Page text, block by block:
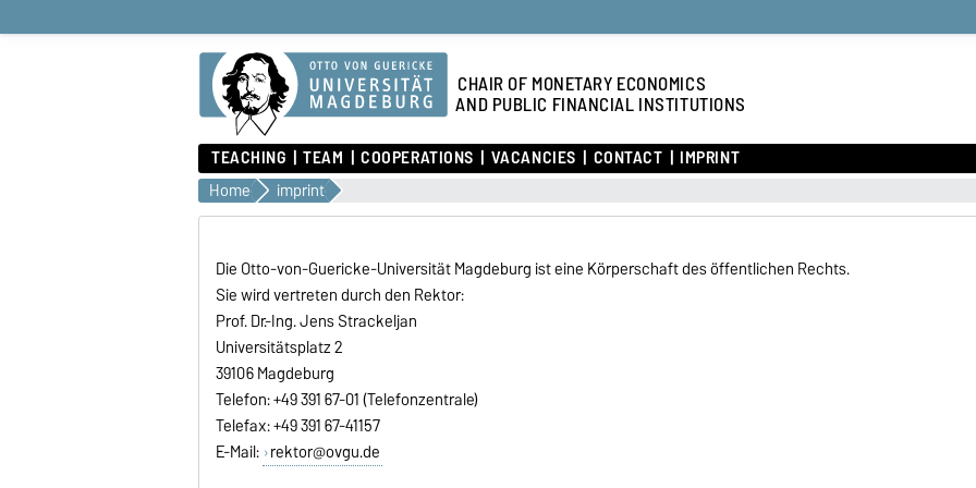
CHAIR OF MONETARY ECONOMICS
AND PUBLIC FINANCIAL INSTITUTIONS
TEACHING TEAM COOPERATIONS VACANCIES CONTACT IMPRINT
Home imprint
Die Otto-von-Guericke-Universität Magdeburg ist eine Körperschaft des öffentlichen Rechts.
Sie wird vertreten durch den Rektor:
Prof. Dr.-Ing. Jens Strackeljan
Universitätsplatz 2
39106 Magdeburg
Telefon: +49 391 67-01 (Telefonzentrale)
Telefax: +49 391 67-41157
E-Mail: rektor@ovgu.de